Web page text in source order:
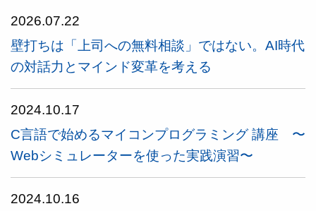
2026.07.22
壁打ちは「上司への無料相談」ではない。AI時代
の対話力とマインド変革を考える
2024.10.17
C言語で始めるマイコンプログラミング 講座 〜
Webシミュレーターを使った実践演習〜
2024.10.16